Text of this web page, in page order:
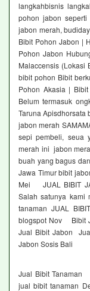
langkahbisnis
pohon jabon
jabon merah,
Bibit Pohon Jabon |
Pohon Jabon
Malaccensis (Lokasi
bibit pohon Bibit
Pohon Akasia |
Belum termasuk
Taruna Apisdhorsata
jabon merah
sepi pembeli, seua
merah ini jabon
buah yang bagus
Jawa Timur bibit
Mei JUAL BIBIT
Salah satunya kami
tanaman JUAL
blogspot Nov Bibit
Jual Bibit Jabon
Jabon Sosis Bali
Jual Bibit Tanaman
jual bibit tanaman